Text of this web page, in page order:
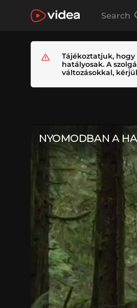
Search
Tájékoztatjuk,
hatályosak. A
változásokkal,